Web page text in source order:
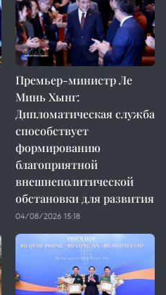
Премьер-министр Ле
Минь Хынг:
Дипломатическая служба
способствует
формированию
благоприятной
внешнеполитической
обстановки для развития
04/08/2026 15:18